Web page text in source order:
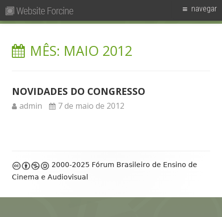
content
Primary
navegar
Pesquisar
por:
MÊS: MAIO 2012
NOVIDADES DO CONGRESSO
Author
admin
Published
7 de maio de 2012
Footer
Content
2000-2025 Fórum Brasileiro de Ensino de
Cinema e Audiovisual